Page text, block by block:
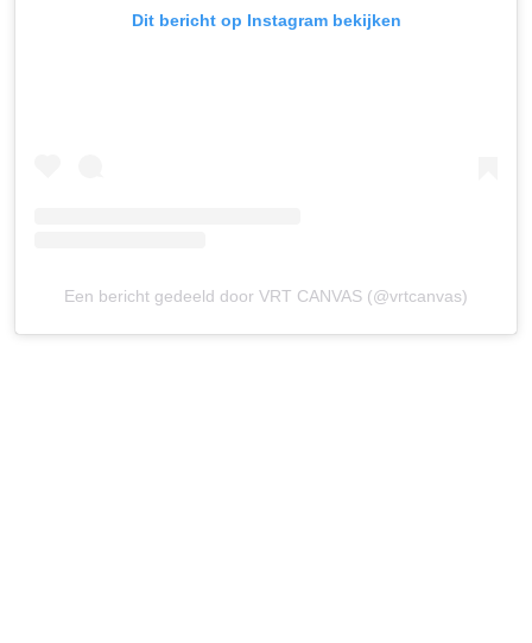
Dit bericht op Instagram bekijken
Een bericht gedeeld door VRT CANVAS (@vrtcanvas)